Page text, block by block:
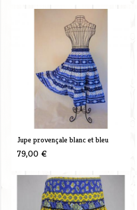
Jupe provençale blanc et bleu
79,00 €